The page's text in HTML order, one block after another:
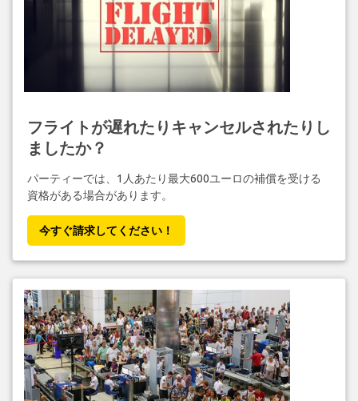
フライトが遅れたりキャンセルされたりし
ましたか？
パーティーでは、1人あたり最大600ユーロの補償を受ける
資格がある場合があります。
今すぐ請求してください！